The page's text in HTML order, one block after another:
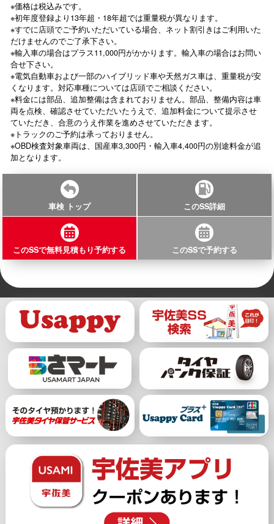
※価格は税込みです。
※初年度登録より13年超・18年超では重量税が異なります。
※すでに店頭でご予約いただいている場合、ネット割引きはご利用いた
だけませんのでご了承下さい。
※輸入車の場合はプラス11,000円がかかります。輸入車の場合はお問い
合せ下さい。
※電気自動車および一部のハイブリッド車や天然ガス車は、重量税が安
くなります。対応車種については店頭でご相談ください。
※料金には部品、追加整備は含まれておりません。部品、整備内容は車
両を点検、確認させていただいたうえで、追加料金について提示させ
ていただき、合意のうえ作業を進めさせていただきます。
※トラックのご予約は承っておりません。
※OBD検査対象車両は、国産車3,300円・輸入車4,400円の別途料金が追
加となります。
車検 トップ このSS詳細
このSSで無料見積もり予約する このSSで予約する
このSSで無料見積もり予約する このSSで予約する